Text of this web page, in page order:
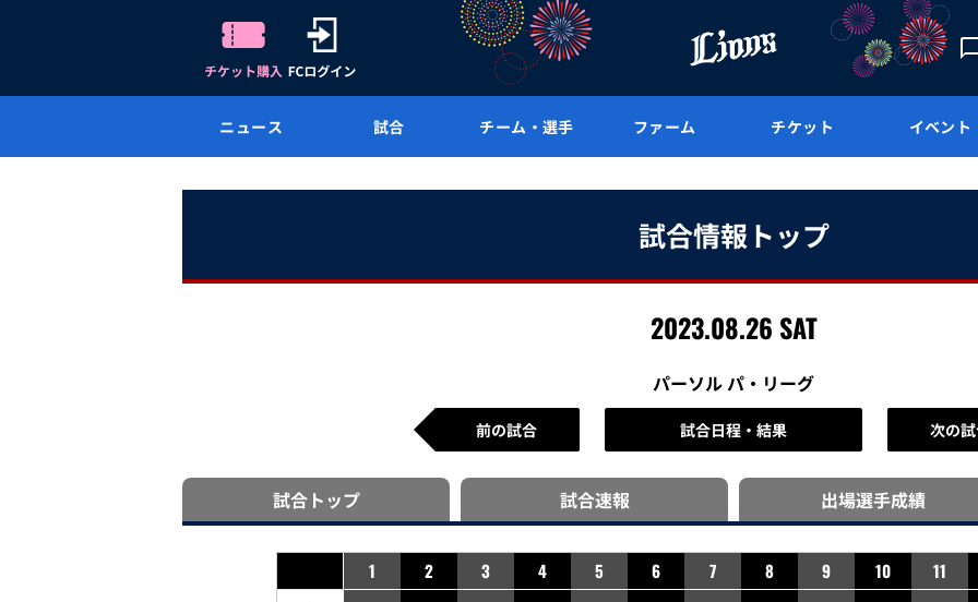
ニュース 試合 チーム・選手 ファーム チケット イベント
試合情報トップ
2023.08.26 SAT
パーソル パ・リーグ
前の試合 試合日程・結果 次の
試合トップ 試合速報 出場選手成績
1 2 3 4 5 6 7 8 9 10 11